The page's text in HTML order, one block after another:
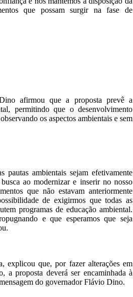
que possam surgir na fase de
afirmou que a proposta prevê a
permitindo que o desenvolvimento
os aspectos ambientais e sem
pautas ambientais sejam efetivamente
ao modernizar e inserir no nosso
que não estavam anteriormente
de exigirmos que todas as
programas de educação ambiental.
e que esperamos que seja
explicou que, por fazer alterações em
a proposta deverá ser encaminhada à
do governador Flávio Dino.